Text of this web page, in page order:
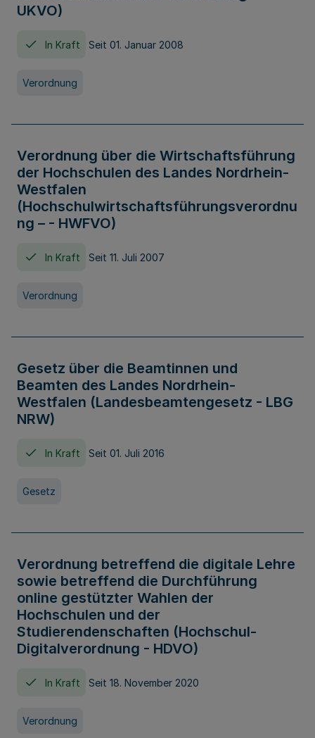
UKVO)
In Kraft Seit 01. Januar 2008
Verordnung
Verordnung über die Wirtschaftsführung
der Hochschulen des Landes Nordrhein-
Westfalen
(Hochschulwirtschaftsführungsverordnu
ng – - HWFVO)
In Kraft Seit 11. Juli 2007
Verordnung
Gesetz über die Beamtinnen und
Beamten des Landes Nordrhein-
Westfalen (Landesbeamtengesetz - LBG
NRW)
In Kraft Seit 01. Juli 2016
Gesetz
Verordnung betreffend die digitale Lehre
sowie betreffend die Durchführung
online gestützter Wahlen der
Hochschulen und der
Studierendenschaften (Hochschul-
Digitalverordnung - HDVO)
In Kraft Seit 18. November 2020
Verordnung